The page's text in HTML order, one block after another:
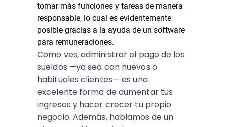
tomar más funciones y tareas de manera
responsable, lo cual es evidentemente
posible gracias a la ayuda de un software
para remuneraciones.
Como ves, administrar el pago de los
sueldos —ya sea con nuevos o
habituales clientes— es una
excelente forma de aumentar tus
ingresos y hacer crecer tu propio
negocio. Además, hablamos de un